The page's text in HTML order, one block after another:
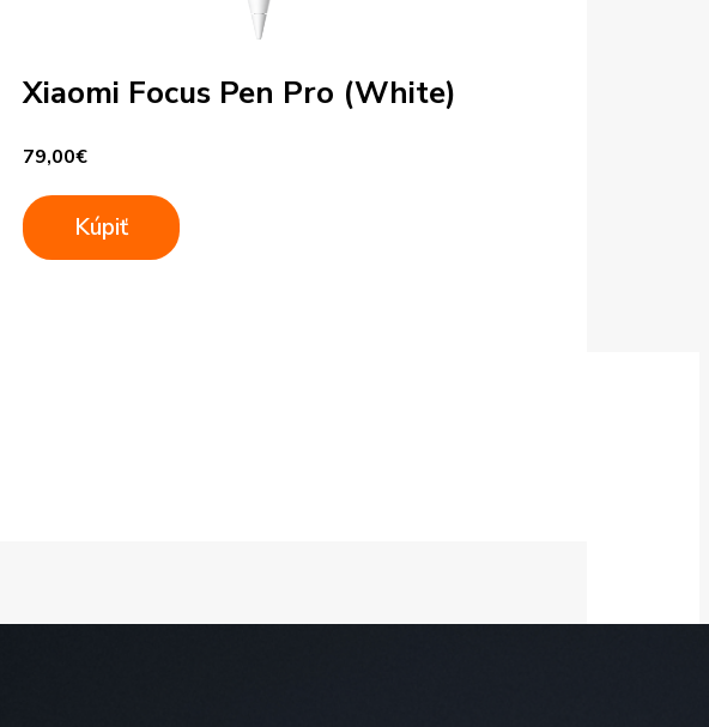
Xiaomi Focus Pen Pro (White)
79,00€
Kúpiť